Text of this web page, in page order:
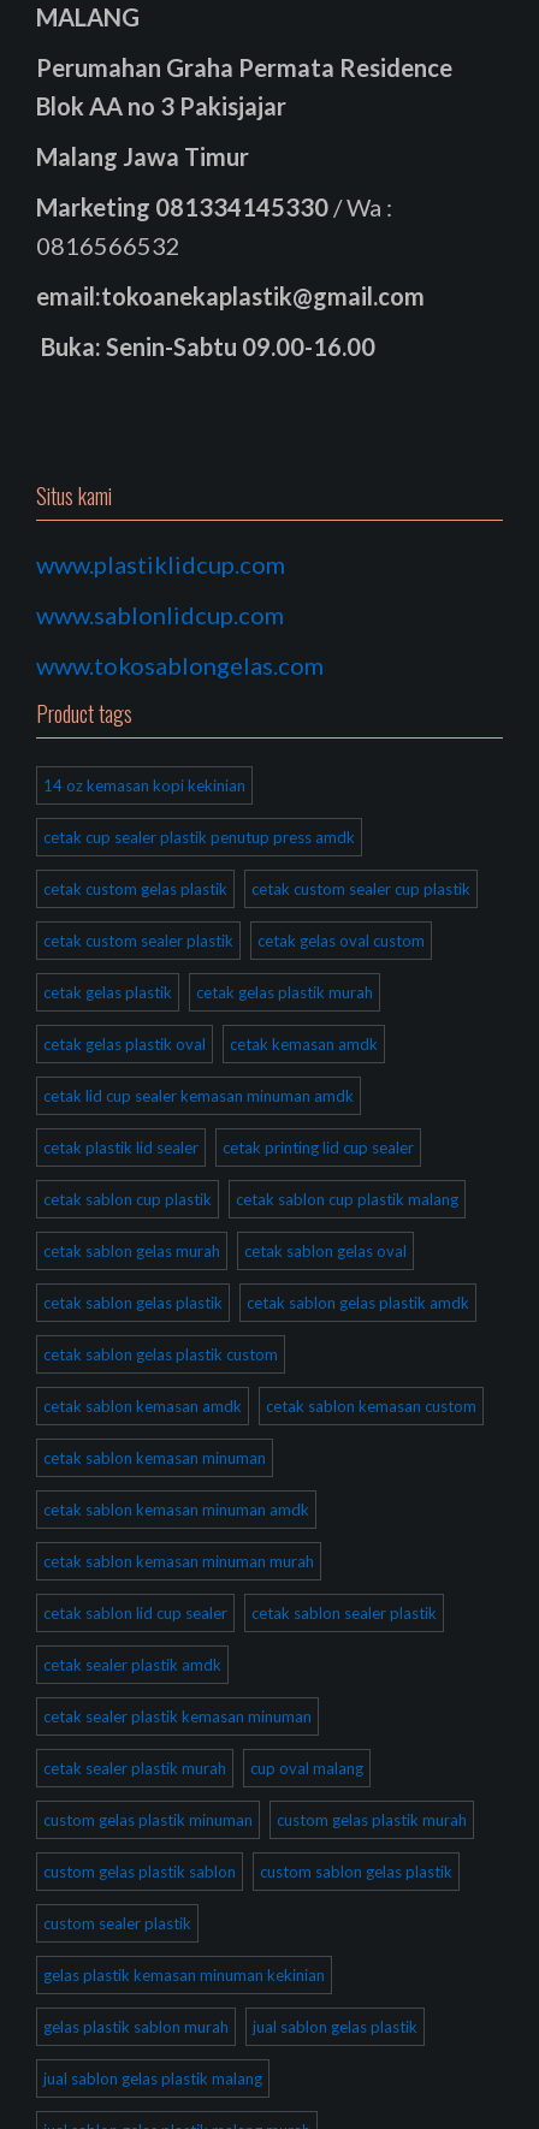
MALANG
Perumahan Graha Permata Residence
Blok AA no 3 Pakisjajar
Malang Jawa Timur
Marketing 081334145330 / Wa :
0816566532
email:tokoanekaplastik@gmail.com
Buka: Senin-Sabtu 09.00-16.00
Situs kami
www.plastiklidcup.com
www.sablonlidcup.com
www.tokosablongelas.com
Product tags
14 oz kemasan kopi kekinian
cetak cup sealer plastik penutup press amdk
cetak custom gelas plastik cetak custom sealer cup plastik
cetak custom sealer plastik cetak gelas oval custom
cetak gelas plastik cetak gelas plastik murah
cetak gelas plastik oval cetak kemasan amdk
cetak lid cup sealer kemasan minuman amdk
cetak plastik lid sealer cetak printing lid cup sealer
cetak sablon cup plastik cetak sablon cup plastik malang
cetak sablon gelas murah cetak sablon gelas oval
cetak sablon gelas plastik cetak sablon gelas plastik amdk
cetak sablon gelas plastik custom
cetak sablon kemasan amdk cetak sablon kemasan custom
cetak sablon kemasan minuman
cetak sablon kemasan minuman amdk
cetak sablon kemasan minuman murah
cetak sablon lid cup sealer cetak sablon sealer plastik
cetak sealer plastik amdk
cetak sealer plastik kemasan minuman
cetak sealer plastik murah cup oval malang
custom gelas plastik minuman custom gelas plastik murah
custom gelas plastik sablon custom sablon gelas plastik
custom sealer plastik
gelas plastik kemasan minuman kekinian
gelas plastik sablon murah jual sablon gelas plastik
jual sablon gelas plastik malang